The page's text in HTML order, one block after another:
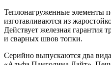
Теплонагруженные элементы
изготавливаются из
Действует железная гарантия
и сварных швов топки.
Серийно выпускаются два